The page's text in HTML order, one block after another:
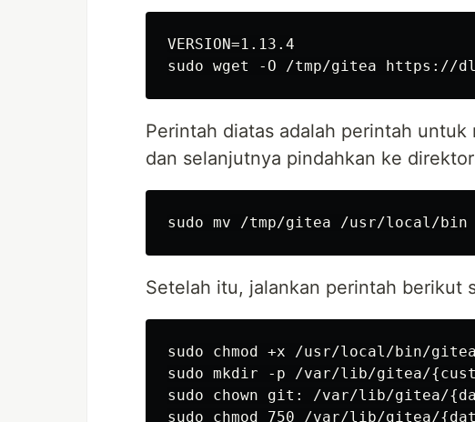
VERSION=1.13.4
Perintah diatas adalah perintah
dan selanjutnya pindahkan ke
Setelah itu, jalankan perintah berikut
sudo chmod +x /usr/local/bin/gitea
sudo mkdir -p /var/lib/gitea/
sudo chown git: /var/lib/gitea/
sudo chmod 750 /var/lib/gitea/